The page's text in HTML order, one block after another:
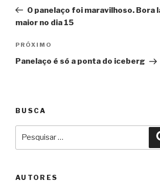
Post
O panelaço foi maravilhoso. Bora
maior no dia 15
Próximo
PRÓXIMO
Panelaço é só a ponta do iceberg
BUSCA
AUTORES